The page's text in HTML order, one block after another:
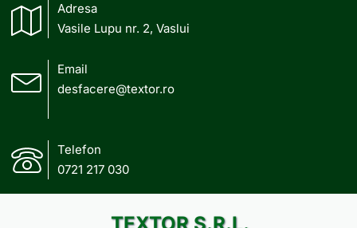
Adresa
Vasile Lupu nr. 2, Vaslui
Email
desfacere@textor.ro
Telefon
0721 217 030